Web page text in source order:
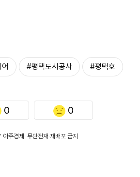
#평택도시공사 #평택호
0 0
주경제. 무단전재·재배포 금지